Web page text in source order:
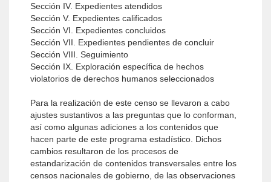
Sección IV. Expedientes atendidos
Sección V. Expedientes calificados
Sección VI. Expedientes concluidos
Sección VII. Expedientes pendientes de concluir
Sección VIII. Seguimiento
Sección IX. Exploración específica de hechos
violatorios de derechos humanos seleccionados
Para la realización de este censo se llevaron a cabo
ajustes sustantivos a las preguntas que lo conforman,
así como algunas adiciones a los contenidos que
hacen parte de este programa estadístico. Dichos
cambios resultaron de los procesos de
estandarización de contenidos transversales entre los
censos nacionales de gobierno, de las observaciones